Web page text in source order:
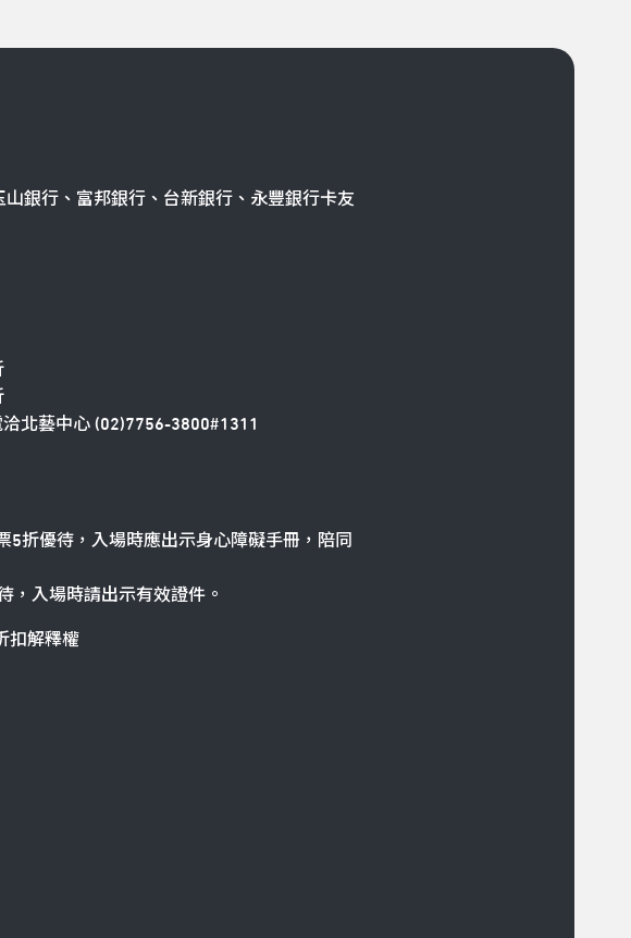
銀行、富邦銀行、台新銀行、永豐銀行卡友
北藝中心 (02)7756-3800#1311
5折優待，入場時應出示身心障礙手冊，陪同
，入場時請出示有效證件。
扣解釋權